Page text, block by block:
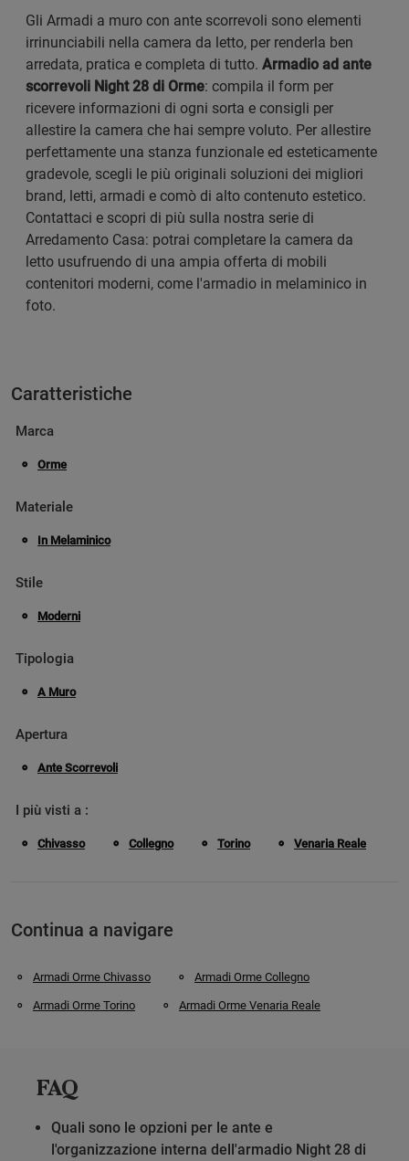
Gli Armadi a muro con ante scorrevoli sono elementi
irrinunciabili nella camera da letto, per renderla ben
arredata, pratica e completa di tutto. Armadio ad ante
scorrevoli Night 28 di Orme: compila il form per
ricevere informazioni di ogni sorta e consigli per
allestire la camera che hai sempre voluto. Per allestire
perfettamente una stanza funzionale ed esteticamente
gradevole, scegli le più originali soluzioni dei migliori
brand, letti, armadi e comò di alto contenuto estetico.
Contattaci e scopri di più sulla nostra serie di
Arredamento Casa: potrai completare la camera da
letto usufruendo di una ampia offerta di mobili
contenitori moderni, come l'armadio in melaminico in
foto.
Caratteristiche
Marca
Orme
Materiale
In Melaminico
Stile
Moderni
Tipologia
A Muro
Apertura
Ante Scorrevoli
I più visti a :
Chivasso Collegno Torino Venaria Reale
Continua a navigare
Armadi Orme Chivasso Armadi Orme Collegno
Armadi Orme Torino Armadi Orme Venaria Reale
FAQ
Quali sono le opzioni per le ante e
l'organizzazione interna dell'armadio Night 28 di